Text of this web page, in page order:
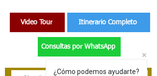
Video Tour Itinerario Completo
Consultas por WhatsApp
¿Cómo podemos ayudarte?